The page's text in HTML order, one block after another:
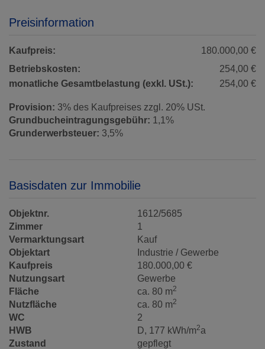
Preisinformation
Kaufpreis:
180.000,00 €
Betriebskosten:
254,00 €
monatliche Gesamtbelastung (exkl. USt.):
254,00 €
Provision: 3% des Kaufpreises zzgl. 20% USt.
Grundbucheintragungsgebühr: 1,1%
Grunderwerbsteuer: 3,5%
Basisdaten zur Immobilie
Objektnr.
1612/5685
Zimmer
1
Vermarktungsart
Kauf
Objektart
Industrie / Gewerbe
Kaufpreis
180.000,00 €
Nutzungsart
Gewerbe
Fläche
ca. 80 m2
Nutzfläche ca. 80 m2
WC
2
HWB
D, 177 kWh/m2a
Zustand
gepflegt